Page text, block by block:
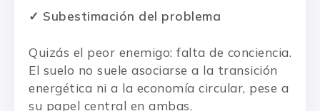
✓ Subestimación del problema
Quizás el peor enemigo: falta de conciencia.
El suelo no suele asociarse a la transición
energética ni a la economía circular, pese a
su papel central en ambas.